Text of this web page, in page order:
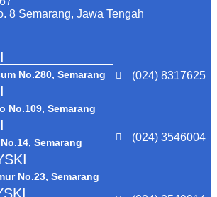
8 Semarang, Jawa Tengah
No.280, Semarang (024) 8317625
No.109, Semarang
(024) 3546004
Semarang
No.23, Semarang